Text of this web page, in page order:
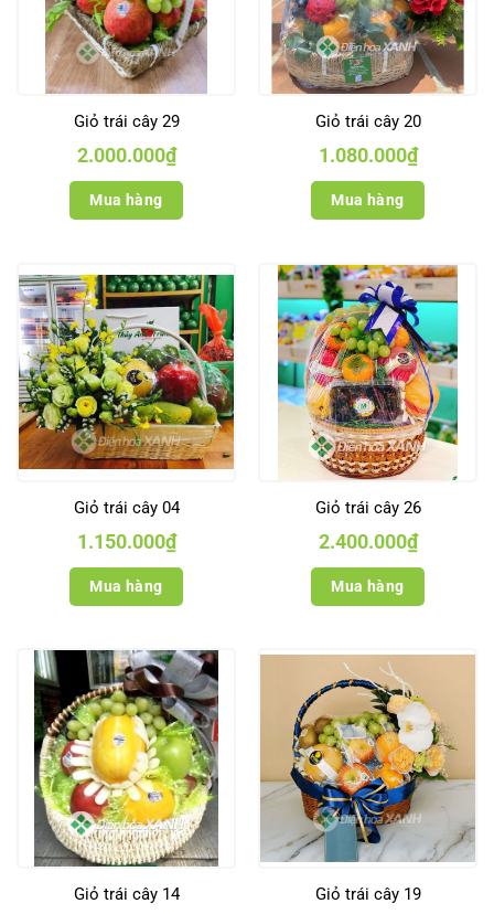
Giỏ trái cây 29
2.000.000₫
Mua hàng
Giỏ trái cây 20
1.080.000₫
Mua hàng
Giỏ trái cây 04
1.150.000₫
Mua hàng
Giỏ trái cây 26
2.400.000₫
Mua hàng
Giỏ trái cây 14 Giỏ trái cây 19